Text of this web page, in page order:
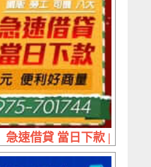
代書協辦
急速借貸 當日下款 | 8萬